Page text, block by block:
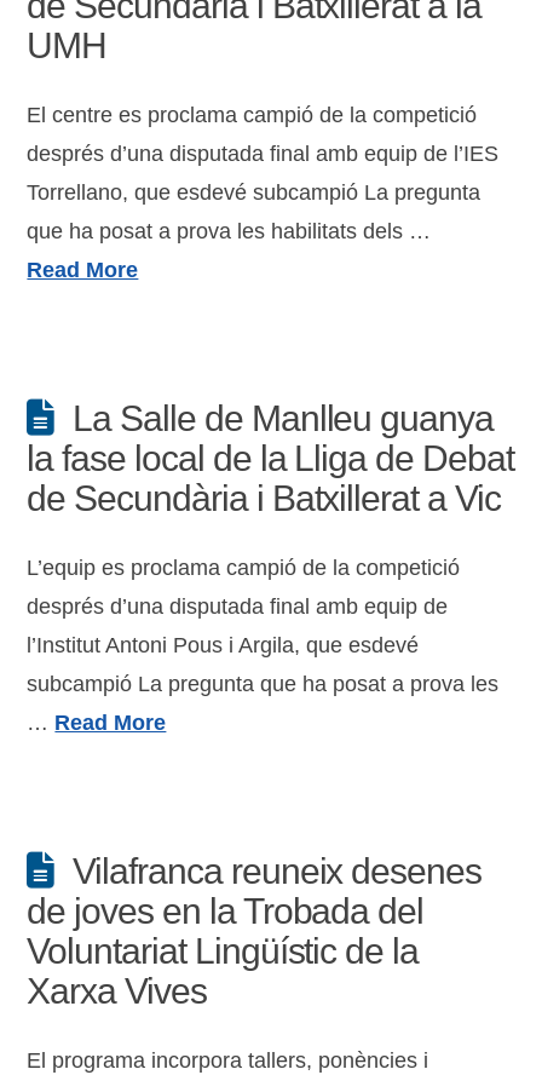
UMH
El centre es proclama campió de la competició
després d’una disputada final amb equip de l’IES
Torrellano, que esdevé subcampió La pregunta
que ha posat a prova les habilitats dels …
Read More
La Salle de Manlleu guanya
la fase local de la Lliga de Debat
de Secundària i Batxillerat a Vic
L’equip es proclama campió de la competició
després d’una disputada final amb equip de
l’Institut Antoni Pous i Argila, que esdevé
subcampió La pregunta que ha posat a prova les
… Read More
Vilafranca reuneix desenes
de joves en la Trobada del
Voluntariat Lingüístic de la
Xarxa Vives
El programa incorpora tallers, ponències i